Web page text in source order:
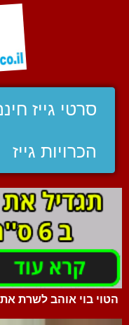
סרטי גייז
הכרויות גייז
הטוי בוי אוהב לשרת